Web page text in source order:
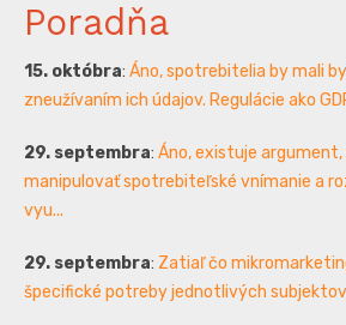
Poradňa
15. októbra: Áno, spotrebitelia by mali
zneužívaním ich údajov. Regulácie ako
29. septembra: Áno, existuje
manipulovať spotrebiteľské vnímanie a
vyu...
29. septembra: Zatiaľ čo
špecifické potreby jednotlivých subjektov